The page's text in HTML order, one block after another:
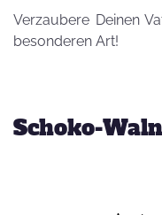
Verzaubere Deinen
besonderen Art!
Schoko-